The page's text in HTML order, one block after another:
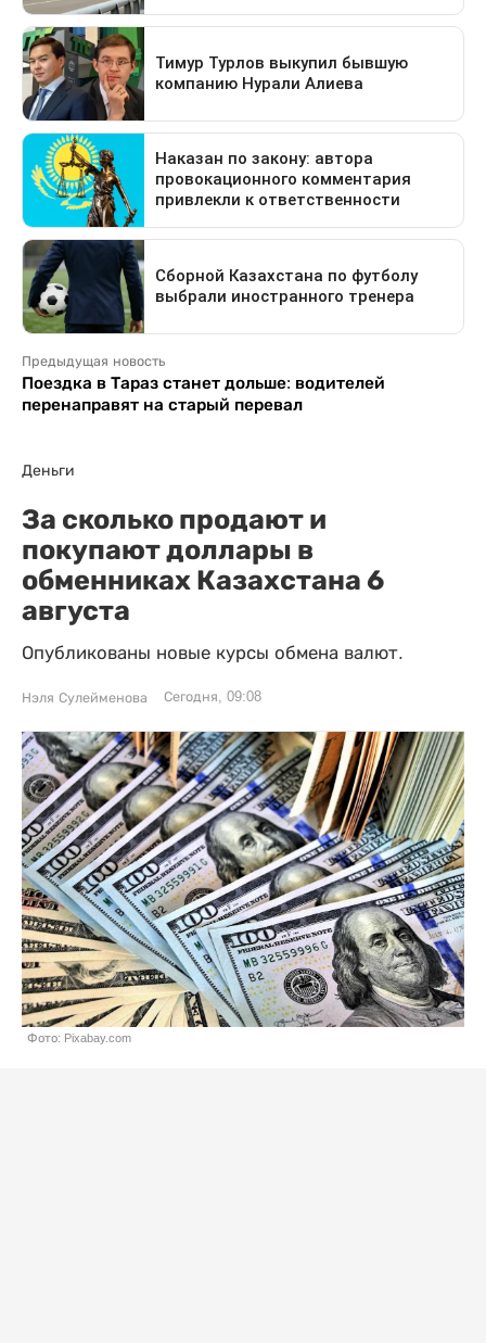
Предыдущая новость
Поездка в Тараз станет дольше: водителей
перенаправят на старый перевал
Деньги
За сколько продают и
покупают доллары в
обменниках Казахстана 6
августа
Опубликованы новые курсы обмена валют.
Нэля Сулейменова Сегодня, 09:08
Фото: Pixabay.com